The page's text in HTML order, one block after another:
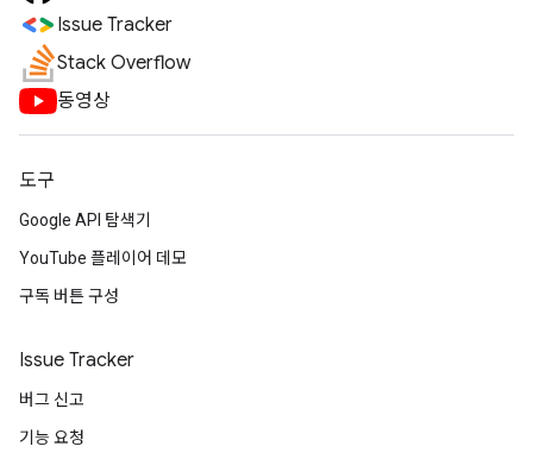
Issue Tracker
Stack Overflow
동영상
도구
Google API 탐색기
YouTube 플레이어 데모
구독 버튼 구성
Issue Tracker
버그 신고
기능 요청